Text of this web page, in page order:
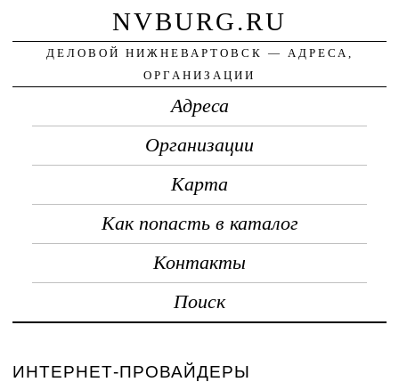
NVBURG.RU
ДЕЛОВОЙ НИЖНЕВАРТОВСК — АДРЕСА,
ОРГАНИЗАЦИИ
Адреса
Организации
Карта
Как попасть в каталог
Контакты
Поиск
ИНТЕРНЕТ-ПРОВАЙДЕРЫ